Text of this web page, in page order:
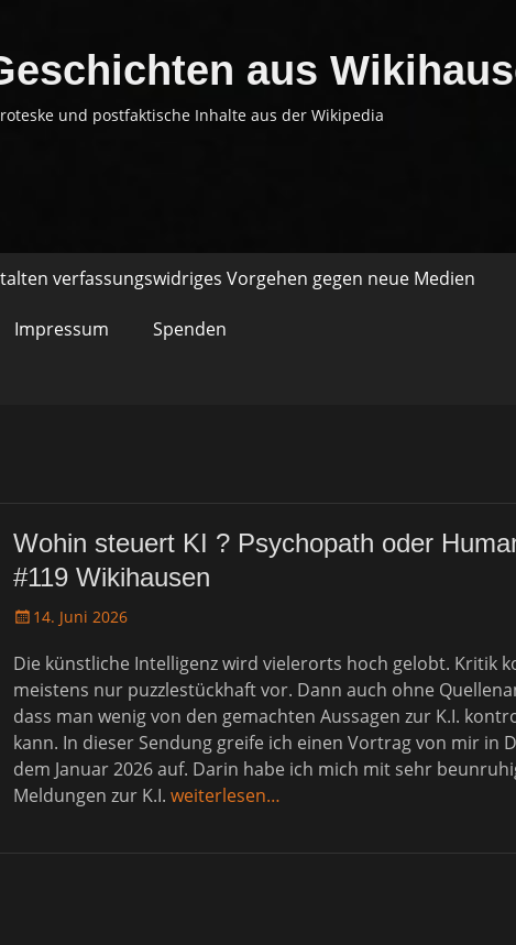
aus
und postfaktische Inhalte aus der Wikipedia
verfassungswidriges Vorgehen gegen neue Medien
Impressum Spenden
Wohin steuert KI ? Psychopath oder
#119 Wikihausen
P
s
t
e
d
o
n
14. Juni 2026
Die künstliche Intelligenz wird vielerorts hoch gelobt. Kritik
meistens nur puzzlestückhaft vor. Dann auch ohne
dass man wenig von den gemachten Aussagen zur K.I.
kann. In dieser Sendung greife ich einen Vortrag von mir in
dem Januar 2026 auf. Darin habe ich mich mit sehr
Meldungen zur K.I. weiterlesen…